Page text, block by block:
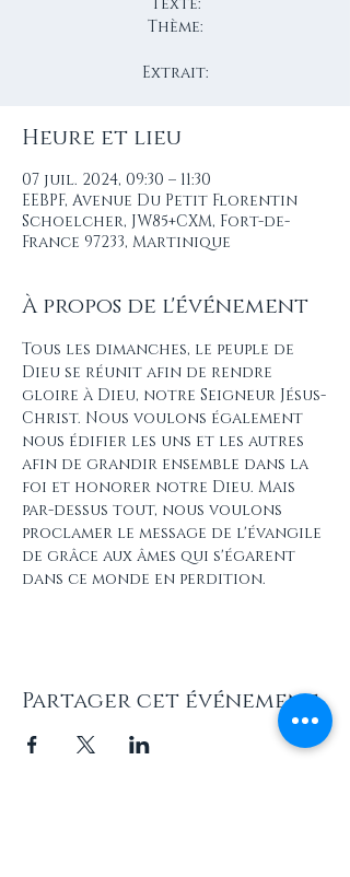
Thème:
Extrait:
Heure et lieu
07 juil. 2024, 09:30 – 11:30
EEBPF, Avenue Du Petit Florentin
Schoelcher, JW85+CXM, Fort-de-
France 97233, Martinique
À propos de l'événement
Tous les dimanches, le peuple de
Dieu se réunit afin de rendre
gloire à Dieu, notre Seigneur Jésus-
Christ. Nous voulons également
nous édifier les uns et les autres
afin de grandir ensemble dans la
foi et honorer notre Dieu. Mais
par-dessus tout, nous voulons
proclamer le message de l'évangile
de grâce aux âmes qui s'égarent
dans ce monde en perdition.
Partager cet événement